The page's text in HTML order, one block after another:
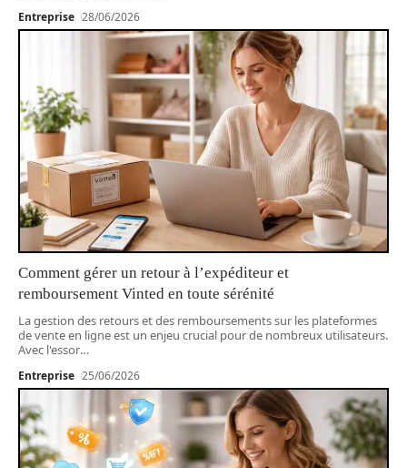
Entreprise 28/06/2026
Comment gérer un retour à l’expéditeur et
remboursement Vinted en toute sérénité
La gestion des retours et des remboursements sur les plateformes
de vente en ligne est un enjeu crucial pour de nombreux utilisateurs.
Avec l'essor…
Entreprise 25/06/2026